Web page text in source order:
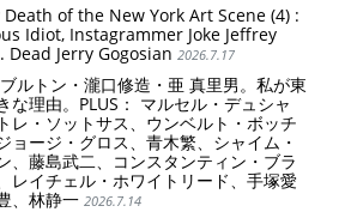
Death of the New York Art Scene (4) :
Idiot, Instagrammer Joke Jeffrey
Dead Jerry Gogosian 2026.7.17
ルトン・瀧口修造・亜 真里男。私が東
な理由。PLUS： マルセル・デュシャ
レ・ソットサス、ウンベルト・ボッチ
ョージ・グロス、青木繁、シャイム・
、藤島武二、コンスタンティン・ブラ
レイチェル・ホワイトリード、手塚愛
、林静一 2026.7.14